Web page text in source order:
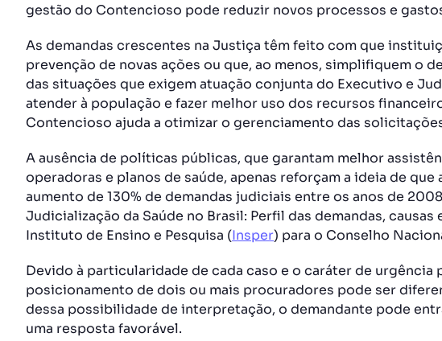
gestão do Contencioso pode reduzir novos processos e
As demandas crescentes na Justiça têm feito com que
prevenção de novas ações ou que, ao menos, simplifiquem o
das situações que exigem atuação conjunta do Executivo e
atender à população e fazer melhor uso dos recursos
Contencioso ajuda a otimizar o gerenciamento das
A ausência de políticas públicas, que garantam melhor
operadoras e planos de saúde, apenas reforçam a ideia de que
aumento de 130% de demandas judiciais entre os anos de
Judicialização da Saúde no Brasil: Perfil das demandas,
Instituto de Ensino e Pesquisa (Insper) para o Conselho
Devido à particularidade de cada caso e o caráter de urgência
posicionamento de dois ou mais procuradores pode ser
dessa possibilidade de interpretação, o demandante pode
uma resposta favorável.